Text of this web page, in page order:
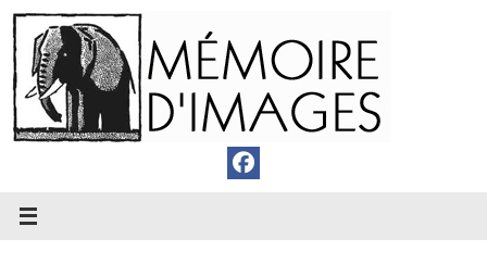
Passer
au
contenu